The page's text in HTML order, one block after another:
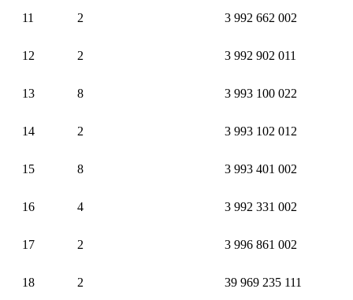
11 2 3 992 662 002
12 2 3 992 902 011
13 8 3 993 100 022
14 2 3 993 102 012
15 8 3 993 401 002
16 4 3 992 331 002
17 2 3 996 861 002
18 2 39 969 235 111